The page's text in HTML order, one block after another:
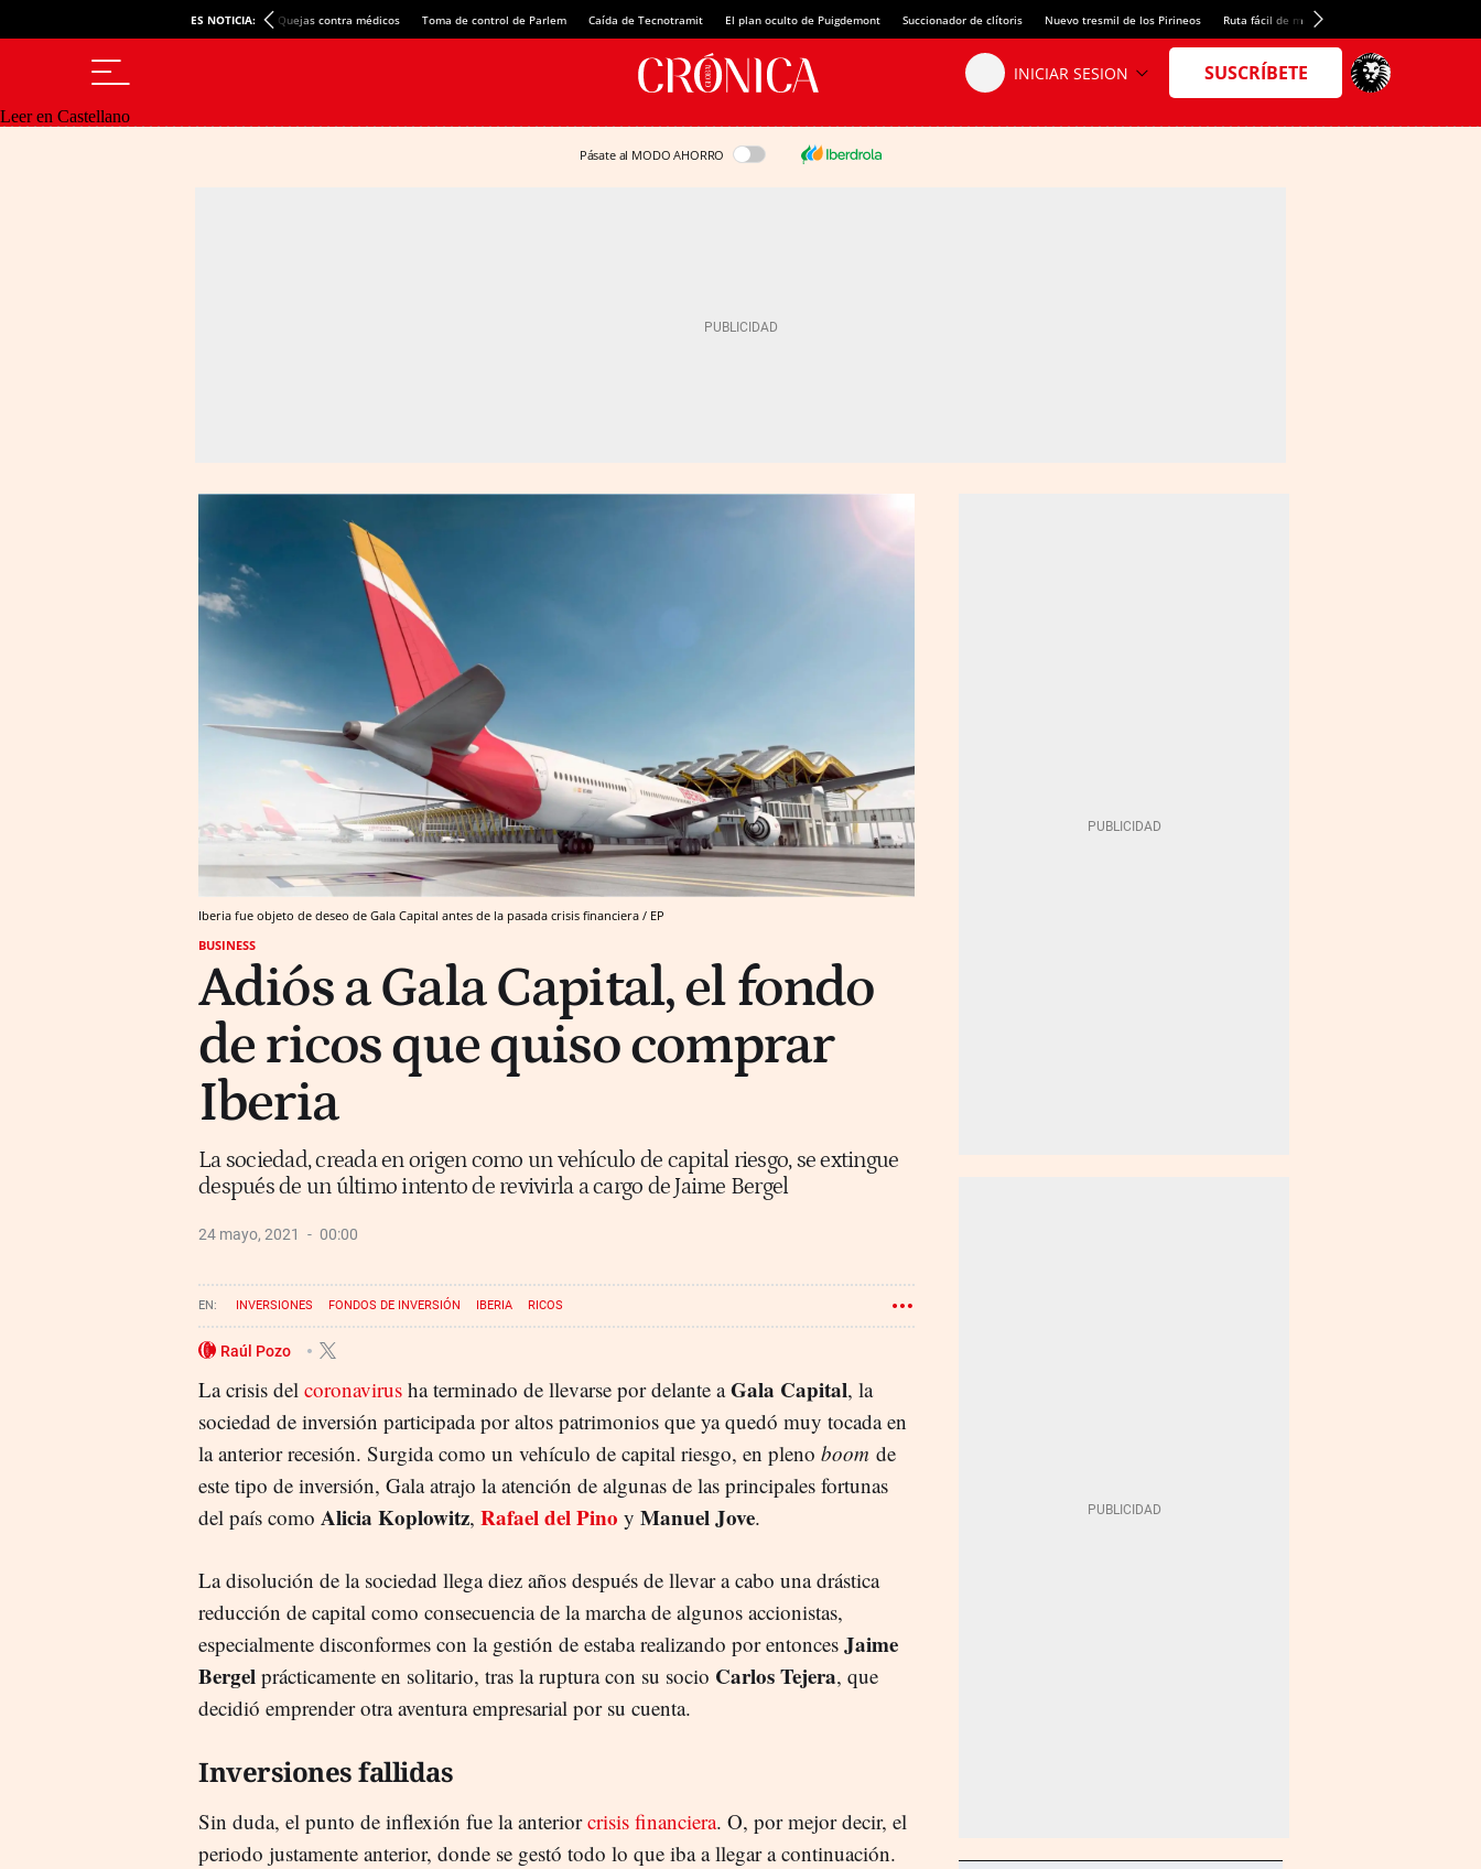
ES NOTICIA: Quejas contra médicos Toma de control de Parlem Caída de Tecnotramit El plan oculto de Puigdemont Succionador de clítoris Nuevo tresmil de los Pirineos Ruta fácil de montaña
Leer en Castellano
Pásate al MODO AHORRO
Iberia fue objeto de deseo de Gala Capital antes de la pasada crisis financiera / EP
BUSINESS
Adiós a Gala Capital, el fondo
de ricos que quiso comprar
Iberia
La sociedad, creada en origen como un vehículo de capital riesgo, se extingue
después de un último intento de revivirla a cargo de Jaime Bergel
24 mayo, 2021 00:00
INVERSIONES FONDOS DE INVERSIÓN IBERIA RICOS
Raúl Pozo
La crisis del coronavirus ha terminado de llevarse por delante aGala Capital, la
sociedad de inversión participada por altos patrimonios que ya quedó muy tocada en
la anterior recesión. Surgida como un vehículo de capital riesgo, en pleno boom de
este tipo de inversión, Gala atrajo la atención de algunas de las principales fortunas
del país como Alicia Koplowitz, Rafael del Pino y Manuel Jove.
La disolución de la sociedad llega diez años después de llevar a cabo una drástica
reducción de capital como consecuencia de la marcha de algunos accionistas,
especialmente disconformes con la gestión de estaba realizando por entonces Jaime
Bergel prácticamente en solitario, tras la ruptura con su socio Carlos Tejera, que
decidió emprender otra aventura empresarial por su cuenta.
Inversiones fallidas
Sin duda, el punto de inflexión fue la anteriorcrisis financiera. O, por mejor decir, el
periodo justamente anterior, donde se gestó todo lo que iba a llegar a continuación.